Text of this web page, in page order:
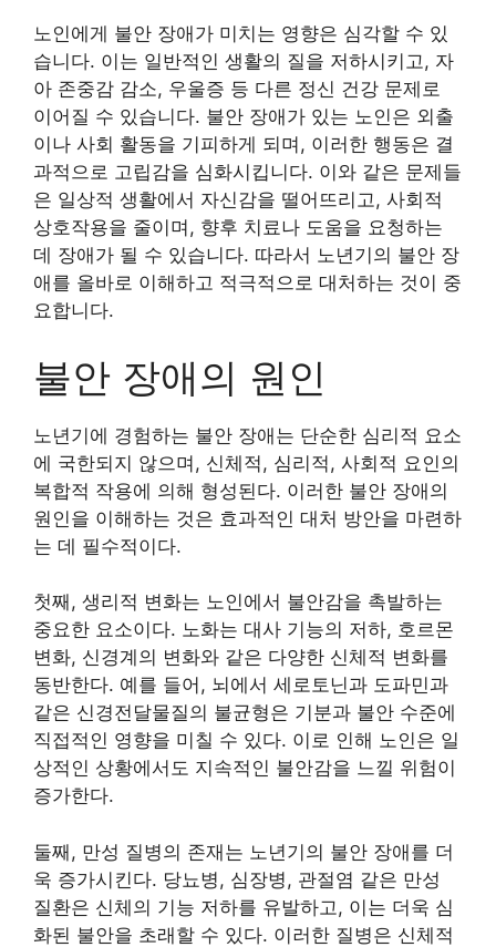
노인에게 불안 장애가 미치는 영향은 심각할 수 있
습니다. 이는 일반적인 생활의 질을 저하시키고, 자
아 존중감 감소, 우울증 등 다른 정신 건강 문제로
이어질 수 있습니다. 불안 장애가 있는 노인은 외출
이나 사회 활동을 기피하게 되며, 이러한 행동은 결
과적으로 고립감을 심화시킵니다. 이와 같은 문제들
은 일상적 생활에서 자신감을 떨어뜨리고, 사회적
상호작용을 줄이며, 향후 치료나 도움을 요청하는
데 장애가 될 수 있습니다. 따라서 노년기의 불안 장
애를 올바로 이해하고 적극적으로 대처하는 것이 중
요합니다.
불안 장애의 원인
노년기에 경험하는 불안 장애는 단순한 심리적 요소
에 국한되지 않으며, 신체적, 심리적, 사회적 요인의
복합적 작용에 의해 형성된다. 이러한 불안 장애의
원인을 이해하는 것은 효과적인 대처 방안을 마련하
는 데 필수적이다.
첫째, 생리적 변화는 노인에서 불안감을 촉발하는
중요한 요소이다. 노화는 대사 기능의 저하, 호르몬
변화, 신경계의 변화와 같은 다양한 신체적 변화를
동반한다. 예를 들어, 뇌에서 세로토닌과 도파민과
같은 신경전달물질의 불균형은 기분과 불안 수준에
직접적인 영향을 미칠 수 있다. 이로 인해 노인은 일
상적인 상황에서도 지속적인 불안감을 느낄 위험이
증가한다.
둘째, 만성 질병의 존재는 노년기의 불안 장애를 더
욱 증가시킨다. 당뇨병, 심장병, 관절염 같은 만성
질환은 신체의 기능 저하를 유발하고, 이는 더욱 심
화된 불안을 초래할 수 있다. 이러한 질병은 신체적